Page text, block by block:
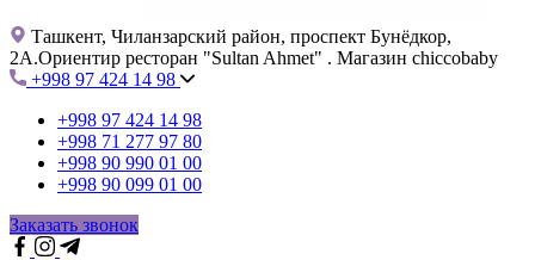
Ташкент, Чиланзарский район, проспект Бунёдкор,
2А.Ориентир ресторан "Sultan Ahmet" . Магазин chiccobaby
+998 97 424 14 98
+998 97 424 14 98
+998 71 277 97 80
+998 90 990 01 00
+998 90 099 01 00
Заказать звонок